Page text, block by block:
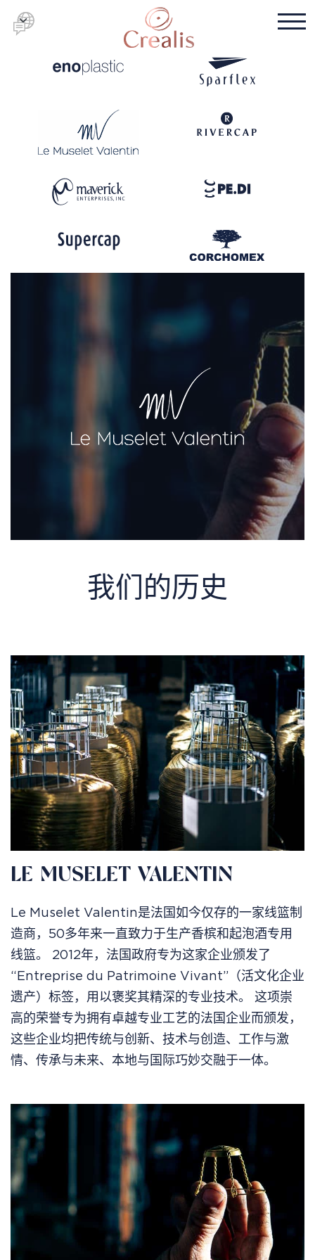
我们的历史
LE MUSELET VALENTIN
Le Muselet Valentin是法国如今仅存的一家线篮制
造商，50多年来一直致力于生产香槟和起泡酒专用
线篮。 2012年，法国政府专为这家企业颁发了
“Entreprise du Patrimoine Vivant”（活文化企业
遗产）标签，用以褒奖其精深的专业技术。 这项崇
高的荣誉专为拥有卓越专业工艺的法国企业而颁发，
这些企业均把传统与创新、技术与创造、工作与激
情、传承与未来、本地与国际巧妙交融于一体。